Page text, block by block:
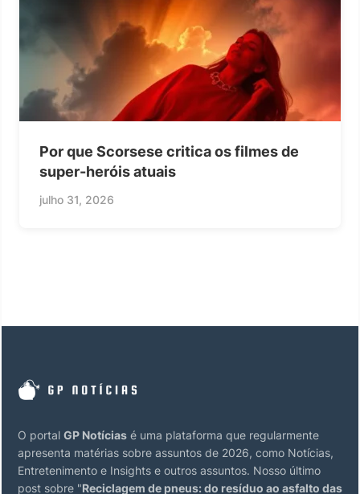
Por que Scorsese critica os filmes de
super-heróis atuais
julho 31, 2026
O portal GP Notícias é uma plataforma que regularmente
apresenta matérias sobre assuntos de 2026, como Notícias,
Entretenimento e Insights e outros assuntos. Nosso último
post sobre "Reciclagem de pneus: do resíduo ao asfalto das